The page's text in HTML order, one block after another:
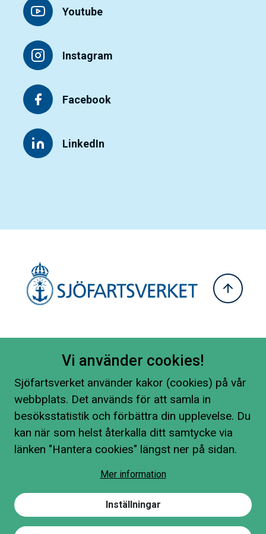
Youtube
Instagram
Facebook
LinkedIn
Vi använder cookies!
Sjöfartsverket använder kakor (cookies) på vår
webbplats. Det används för att samla in
besöksstatistik och förbättra din upplevelse. Du
kan när som helst återkalla ditt samtycke via
länken "Hantera cookies" längst ner på sidan.
Mer information
Inställningar